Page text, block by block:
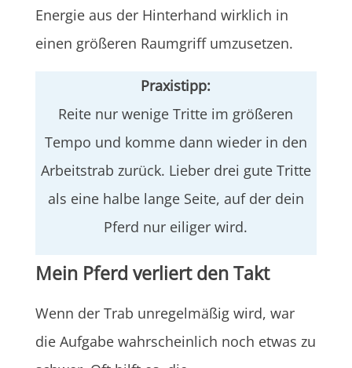
Energie aus der Hinterhand wirklich in
einen größeren Raumgriff umzusetzen.
Praxistipp:
Reite nur wenige Tritte im größeren
Tempo und komme dann wieder in den
Arbeitstrab zurück. Lieber drei gute Tritte
als eine halbe lange Seite, auf der dein
Pferd nur eiliger wird.
Mein Pferd verliert den Takt
Wenn der Trab unregelmäßig wird, war
die Aufgabe wahrscheinlich noch etwas zu